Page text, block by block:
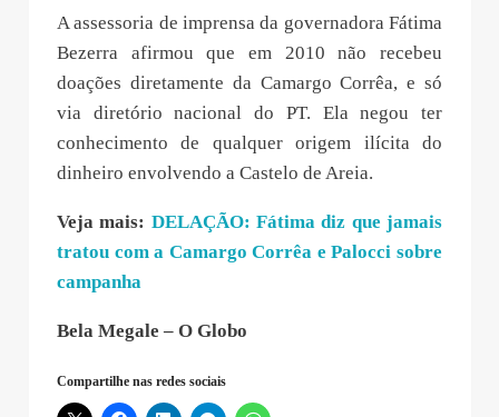
A assessoria de imprensa da governadora Fátima
Bezerra afirmou que em 2010 não recebeu
doações diretamente da Camargo Corrêa, e só
via diretório nacional do PT. Ela negou ter
conhecimento de qualquer origem ilícita do
dinheiro envolvendo a Castelo de Areia.
Veja mais: DELAÇÃO: Fátima diz que jamais
tratou com a Camargo Corrêa e Palocci sobre
campanha
Bela Megale – O Globo
Compartilhe nas redes sociais